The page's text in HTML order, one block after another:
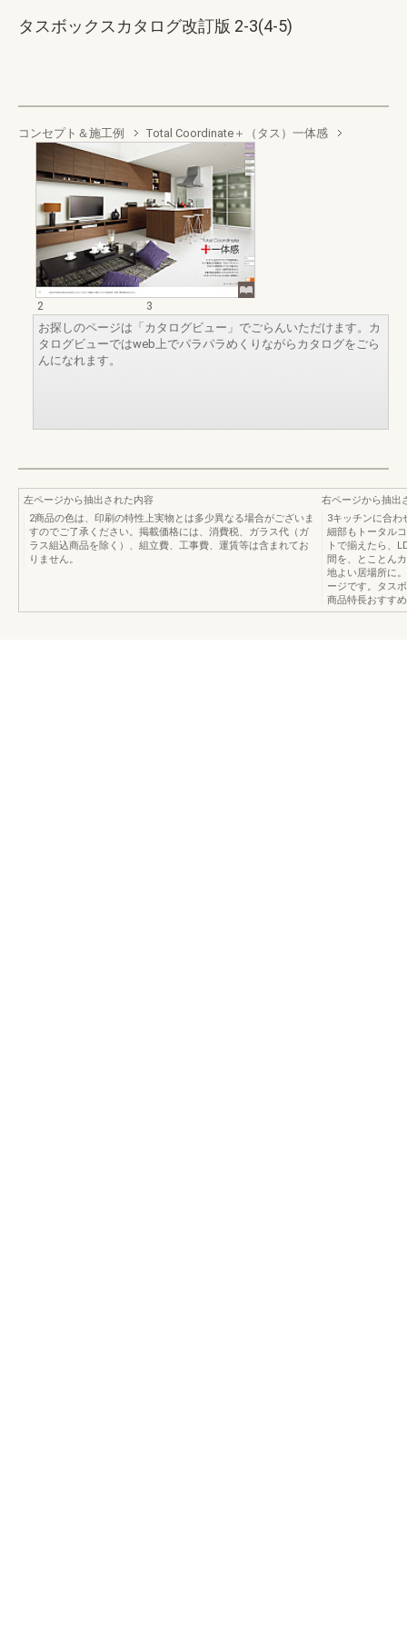
タスボックスカタログ改訂版 2-3(4-5)
コンセプト＆施工例 Total Coordinate＋（タス）一体感
2
3
お探しのページは「カタログビュー」でごらんいただけます。カ
タログビューではweb上でパラパラめくりながらカタログをごら
んになれます。
左ページから抽出された内容
2商品の色は、印刷の特性上実物とは多少異なる場合がございま
すのでご了承ください。掲載価格には、消費税、ガラス代（ガ
ラス組込商品を除く）、組立費、工事費、運賃等は含まれてお
りません。
右ページから抽出
3キッチンに合わ
細部もトータル
トで揃えたら、
間を、とことん
地よい居場所に
ージです。タス
商品特長おすす